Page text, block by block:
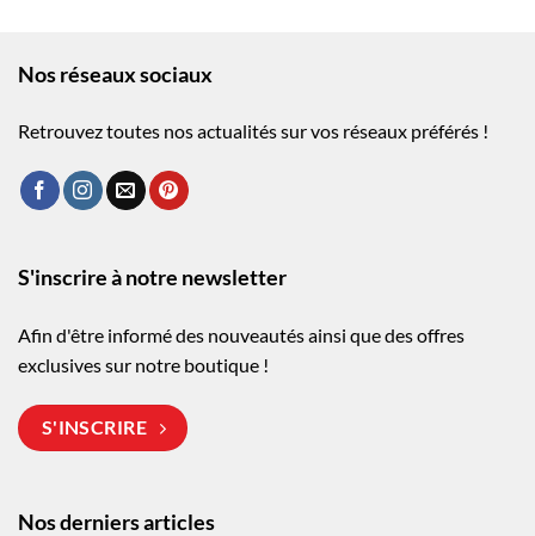
Nos réseaux sociaux
Retrouvez toutes nos actualités sur vos réseaux préférés !
Nos derniers articles
S'inscrire à notre newsletter
Afin d'être informé des nouveautés ainsi que des offres
exclusives sur notre boutique !
S'INSCRIRE